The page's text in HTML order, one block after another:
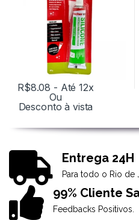
R$8.08 - Até 12x
Ou
Desconto à vista
Entrega 24H
Para todo o Rio de
99% Cliente
Feedbacks Positivos.